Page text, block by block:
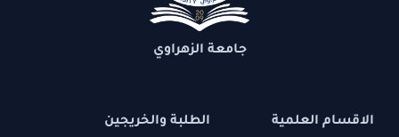
جامعة الزهراوي
الاقسام العلمية الطلبة والخريجين